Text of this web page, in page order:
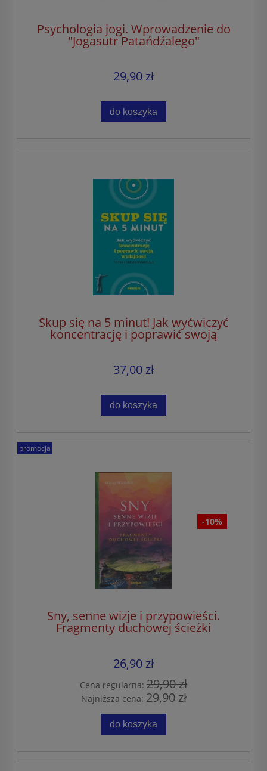
Psychologia jogi. Wprowadzenie do
"Jogasutr Patańdźalego"
29,90 zł
do koszyka
Skup się na 5 minut! Jak wyćwiczyć
koncentrację i poprawić swoją
wydajność
37,00 zł
do koszyka
-10%
Sny, senne wizje i przypowieści.
Fragmenty duchowej ścieżki
26,90 zł
Cena regularna: 29,90 zł
Najniższa cena:29,90 zł
do koszyka
promocja